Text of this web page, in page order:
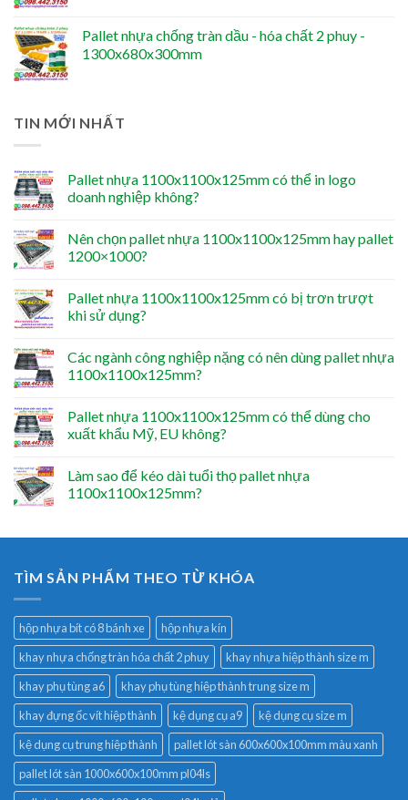
Pallet nhựa chống tràn dầu - hóa chất 2 phuy -
1300x680x300mm
TIN MỚI NHẤT
Pallet nhựa 1100x1100x125mm có thể in logo
doanh nghiệp không?
Nên chọn pallet nhựa 1100x1100x125mm hay pallet
1200×1000?
Pallet nhựa 1100x1100x125mm có bị trơn trượt
khi sử dụng?
Các ngành công nghiệp nặng có nên dùng pallet nhựa
1100x1100x125mm?
Pallet nhựa 1100x1100x125mm có thể dùng cho
xuất khẩu Mỹ, EU không?
Làm sao để kéo dài tuổi thọ pallet nhựa
1100x1100x125mm?
TÌM SẢN PHẨM THEO TỪ KHÓA
hộp nhựa bít có 8 bánh xe
hộp nhựa kín
khay nhựa chống tràn hóa chất 2 phuy
khay nhựa hiệp thành size m
khay phụ tùng a6
khay phụ tùng hiệp thành trung size m
khay đựng ốc vít hiệp thành
kệ dụng cụ a9
kệ dụng cụ size m
kệ dụng cụ trung hiệp thành
pallet lót sàn 600x600x100mm màu xanh
pallet lót sàn 1000x600x100mm pl04ls